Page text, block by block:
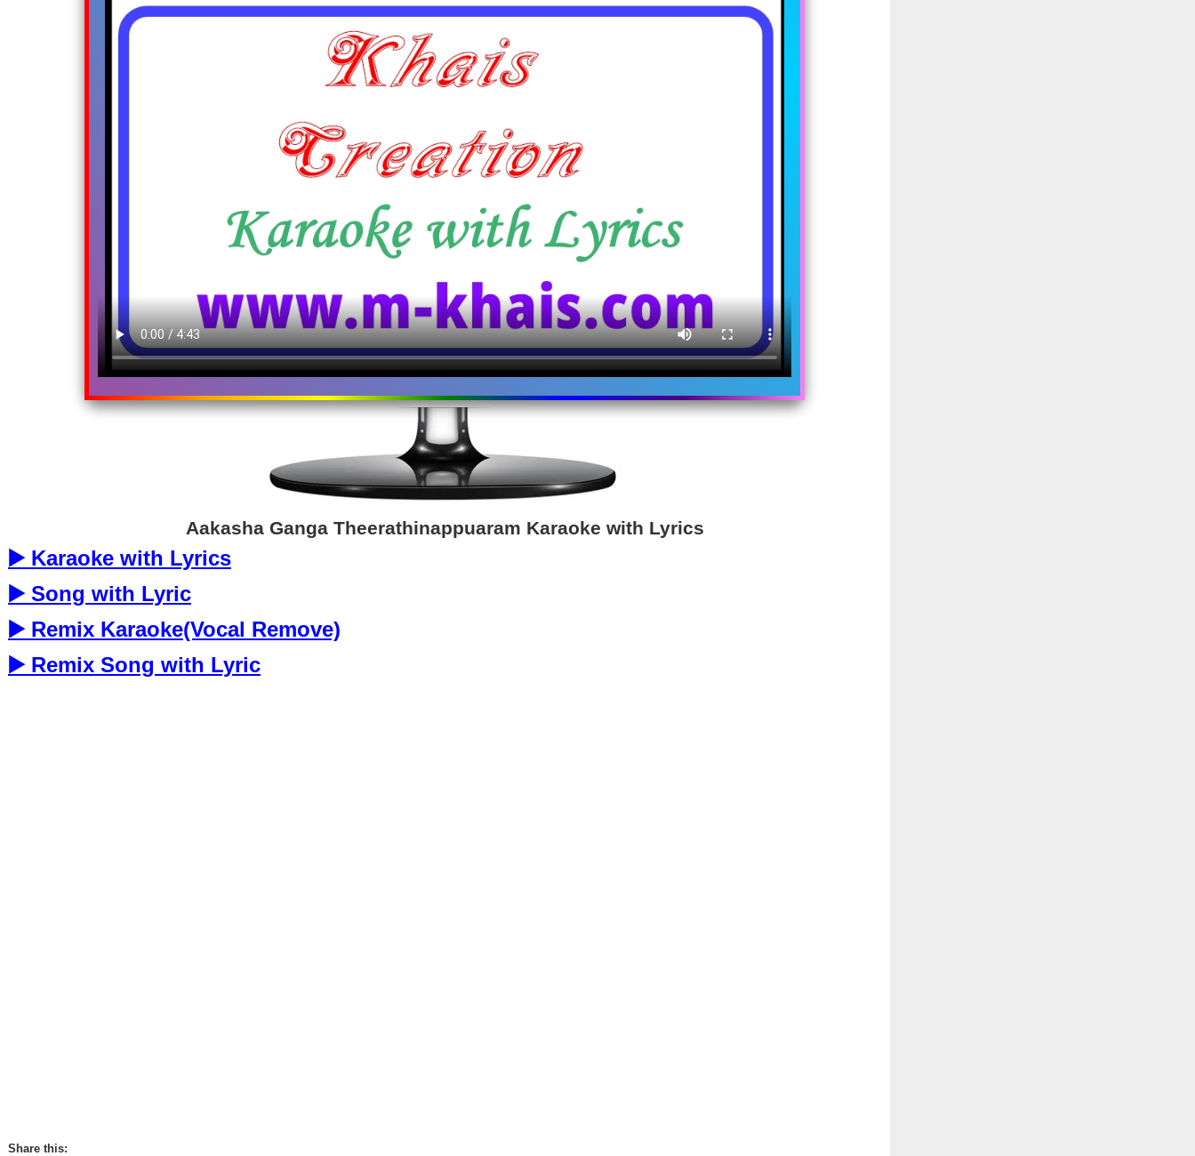
Aakasha Ganga Theerathinappuaram Karaoke with Lyrics
▶️ Karaoke with Lyrics
▶️ Song with Lyric
▶️ Remix Karaoke(Vocal Remove)
▶️ Remix Song with Lyric
Share this: